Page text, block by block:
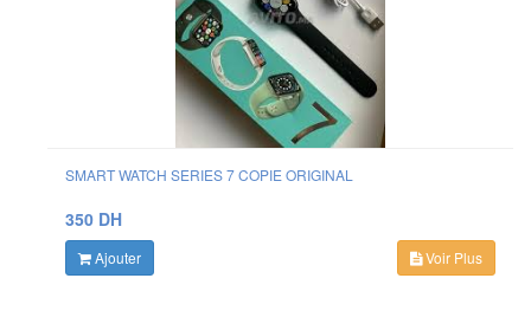
SMART WATCH SERIES 7 COPIE ORIGINAL
350 DH
Ajouter Voir Plus